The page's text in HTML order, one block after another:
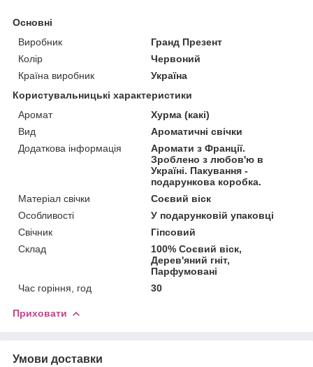
Основні
Виробник
Гранд Презент
Колір
Червоний
Країна виробник
Україна
Користувальницькі характеристики
Аромат
Хурма (какі)
Вид
Ароматичні свічки
Додаткова інформація
Аромати з Франції.
Зроблено з любов'ю в
Україні. Пакування -
подарункова коробка.
Матеріал свічки
Соєвий віск
Особливості
У подарунковій упаковці
Свічник
Гіпсовий
Склад
100% Соєвий віск,
Дерев'яний гніт,
Парфумовані
Час горіння, год
30
Приховати
Умови доставки